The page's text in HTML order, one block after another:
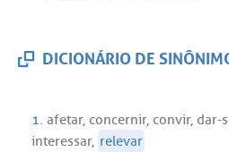
DICIONÁRIO DE
1. afetar, concernir, convir, dar-
interessar, relevar